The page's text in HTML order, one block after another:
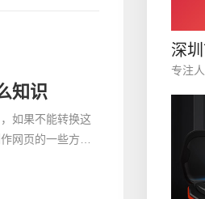
知识
如果不能转换这
网页的一些方
深
专注